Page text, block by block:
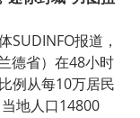
SUDINFO报道，
德省）在48小时
例从每10万居民
地人口14800